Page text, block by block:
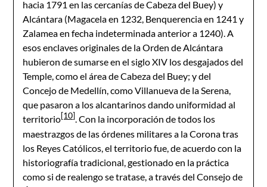
hacia 1791 en las cercanías de Cabeza del Buey) y
Alcántara (Magacela en 1232, Benquerencia en 1241 y
Zalamea en fecha indeterminada anterior a 1240). A
esos enclaves originales de la Orden de Alcántara
hubieron de sumarse en el siglo XIV los desgajados del
Temple, como el área de Cabeza del Buey; y del
Concejo de Medellín, como Villanueva de la Serena,
que pasaron a los alcantarinos dando uniformidad al
territorio[10]. Con la incorporación de todos los
maestrazgos de las órdenes militares a la Corona tras
los Reyes Católicos, el territorio fue, de acuerdo con la
historiografía tradicional, gestionado en la práctica
como si de realengo se tratase, a través del Consejo de